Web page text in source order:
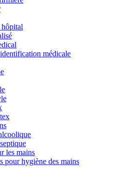
hôpital
médicale
les mains
pour hygiène des mains